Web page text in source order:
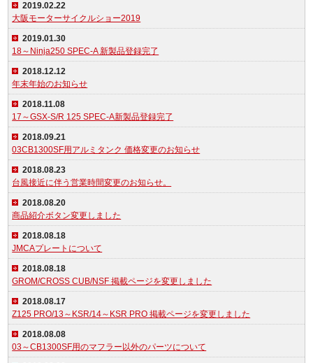
2019.02.22
大阪モーターサイクルショー2019
2019.01.30
18～Ninja250 SPEC-A 新製品登録完了
2018.12.12
年末年始のお知らせ
2018.11.08
17～GSX-S/R 125 SPEC-A新製品登録完了
2018.09.21
03CB1300SF用アルミタンク 価格変更のお知らせ
2018.08.23
台風接近に伴う営業時間変更のお知らせ。
2018.08.20
商品紹介ボタン変更しました
2018.08.18
JMCAプレートについて
2018.08.18
GROM/CROSS CUB/NSF 掲載ページを変更しました
2018.08.17
Z125 PRO/13～KSR/14～KSR PRO 掲載ページを変更しました
2018.08.08
03～CB1300SF用のマフラー以外のパーツについて